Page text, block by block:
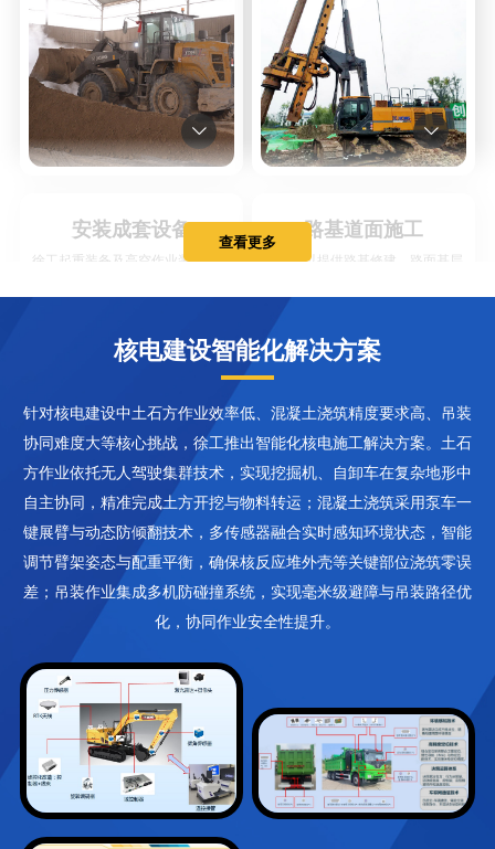
 
安装成套设备
徐工起重装备及高空作业装备可为

路基道面施工
徐工可以提供路基修建、路面基层

结构主体施工
徐工混凝土机械装备可提供成套化
解决方案保障核电结构施工。

查看更多
核电建设智能化解决方案
针对核电建设中土石方作业效率低、混凝土浇筑精度要求高、吊装
协同难度大等核心挑战，徐工推出智能化核电施工解决方案。土石
方作业依托无人驾驶集群技术，实现挖掘机、自卸车在复杂地形中
自主协同，精准完成土方开挖与物料转运；混凝土浇筑采用泵车一
键展臂与动态防倾翻技术，多传感器融合实时感知环境状态，智能
调节臂架姿态与配重平衡，确保核反应堆外壳等关键部位浇筑零误
差；吊装作业集成多机防碰撞系统，实现毫米级避障与吊装路径优
化，协同作业安全性提升。